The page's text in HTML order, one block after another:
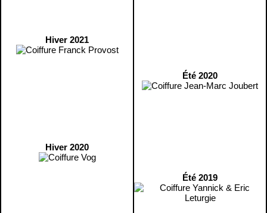
Hiver 2021
Hiver 2020
Été 2020
Été 2019